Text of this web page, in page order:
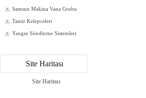
Samsun Makina Vana Grubu
Tamir Kelepceleri
Yangın Söndürme Sistemleri
Site Haritası
Site Haritası